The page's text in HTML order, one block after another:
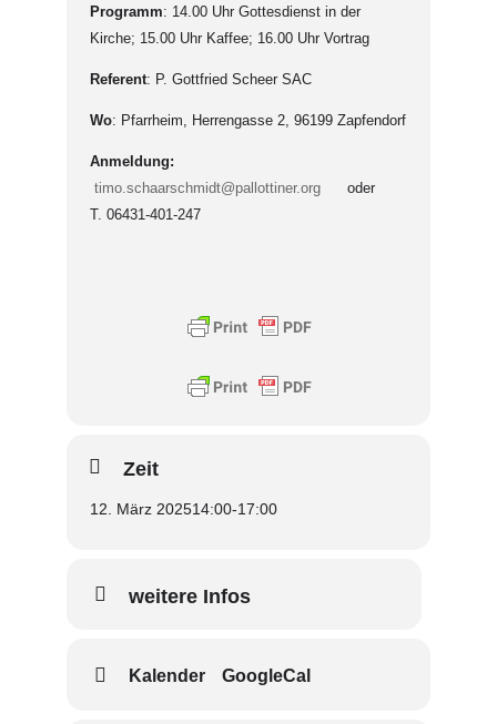
Programm: 14.00 Uhr Gottesdienst in der
Kirche; 15.00 Uhr Kaffee; 16.00 Uhr Vortrag
Referent: P. Gottfried Scheer SAC
Wo: Pfarrheim, Herrengasse 2, 96199 Zapfendorf
Anmeldung:
timo.schaarschmidt@pallottiner.org oder
T. 06431-401-247
Zeit
12. März 202514:00-17:00
weitere Infos
Kalender GoogleCal